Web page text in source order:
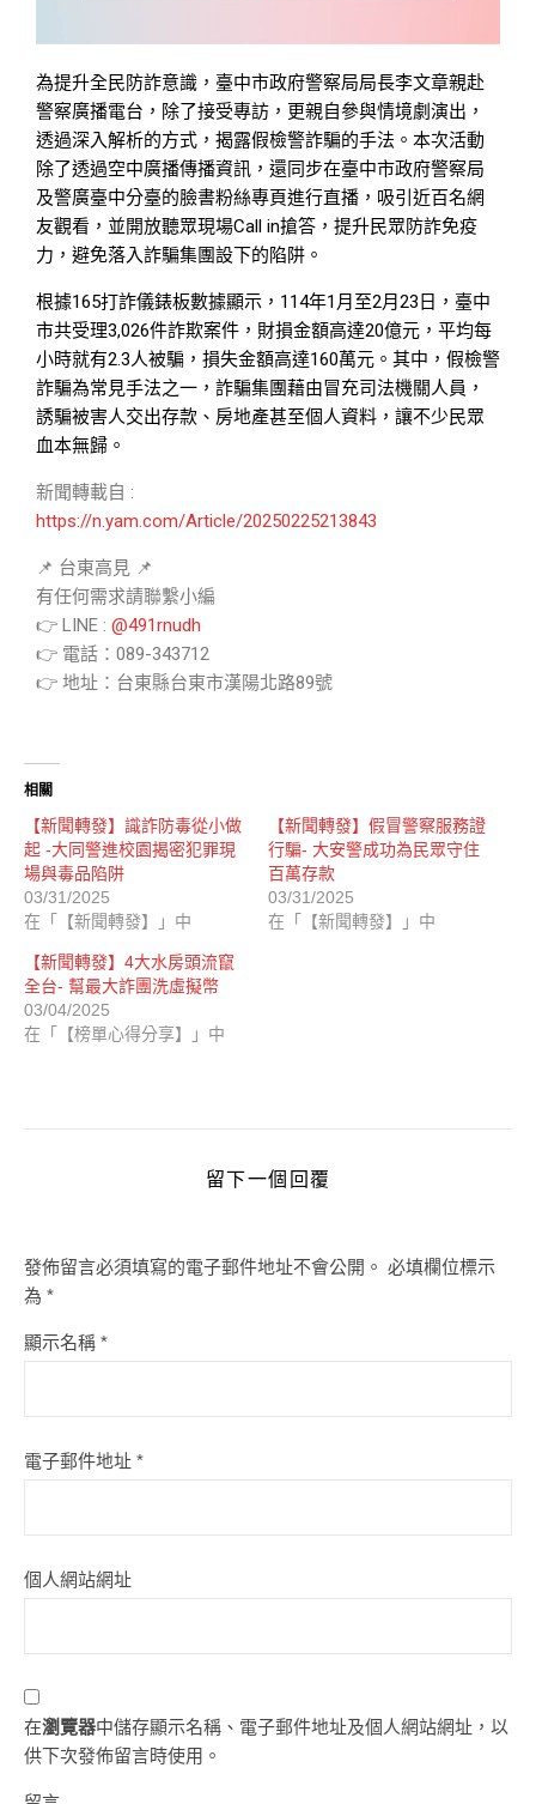
為提升全民防詐意識，臺中市政府警察局局長李文章親赴
警察廣播電台，除了接受專訪，更親自參與情境劇演出，
透過深入解析的方式，揭露假檢警詐騙的手法。本次活動
除了透過空中廣播傳播資訊，還同步在臺中市政府警察局
及警廣臺中分臺的臉書粉絲專頁進行直播，吸引近百名網
友觀看，並開放聽眾現場Call in搶答，提升民眾防詐免疫
力，避免落入詐騙集團設下的陷阱。
根據165打詐儀錶板數據顯示，114年1月至2月23日，臺中
市共受理3,026件詐欺案件，財損金額高達20億元，平均每
小時就有2.3人被騙，損失金額高達160萬元。其中，假檢警
詐騙為常見手法之一，詐騙集團藉由冒充司法機關人員，
誘騙被害人交出存款、房地產甚至個人資料，讓不少民眾
血本無歸。
新聞轉載自 :
https://n.yam.com/Article/20250225213843
📌 台東高見 📌
有任何需求請聯繫小編
👉 LINE : @491rnudh
👉 電話：089-343712
👉 地址：台東縣台東市漢陽北路89號
相關
【新聞轉發】識詐防毒從小做
起 -大同警進校園揭密犯罪現
場與毒品陷阱
03/31/2025
在「【新聞轉發】」中
【新聞轉發】假冒警察服務證
行騙- 大安警成功為民眾守住
百萬存款
03/31/2025
在「【新聞轉發】」中
【新聞轉發】4大水房頭流竄
全台- 幫最大詐團洗虛擬幣
03/04/2025
在「【榜單心得分享】」中
留下一個回覆
發佈留言必須填寫的電子郵件地址不會公開。 必填欄位標示
為 *
顯示名稱 *
電子郵件地址 *
個人網站網址
在瀏覽器中儲存顯示名稱、電子郵件地址及個人網站網址，以
供下次發佈留言時使用。